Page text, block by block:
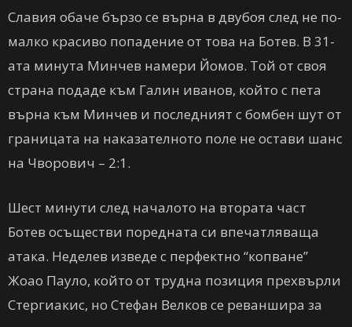
Славия обаче бързо се върна в двубоя след не по-
малко красиво попадение от това на Ботев. В 31-
ата минута Минчев намери Йомов. Той от своя
страна подаде към Галин иванов, който с пета
върна към Минчев и последният с бомбен шут от
границата на наказателното поле не остави шанс
на Чворович – 2:1.
Шест минути след началото на втората част
Ботев осъществи поредната си впечатляваща
атака. Неделев изведе с перфектно “копване”
Жоао Пауло, който от трудна позиция прехвърли
Стергиакис, но Стефан Велков се реваншира за